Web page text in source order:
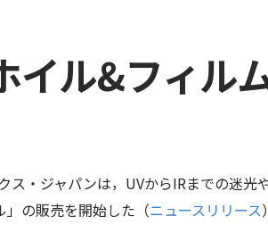
イル&フィル
ス・ジャパンは，UVからIRまでの迷光
の販売を開始した（ニュースリリース